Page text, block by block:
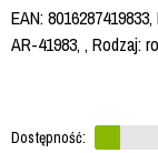
EAN:
AR-41983, , Rodzaj:
Dostępność: